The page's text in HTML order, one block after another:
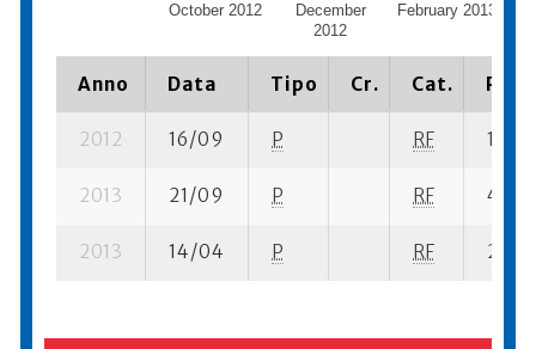
October 2012
December
2012
February 2013
Anno Data Tipo Cr. Cat.
2012 16/09 P RF 14
2013 21/09 P RF 41
2013 14/04 P RF 24